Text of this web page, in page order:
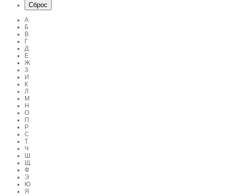
А
Б
В
Г
Д
Е
Ж
З
И
К
Л
М
Н
О
П
Р
С
Т
Ч
Ш
Щ
Ф
Э
Ю
Я